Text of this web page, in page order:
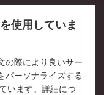
報
使用していま
の際により良いサー
パーソナライズする
います。詳細につ